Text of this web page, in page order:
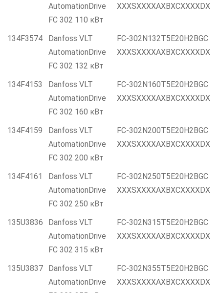
AutomationDrive
FC 302 110 кВт
XXXSXXXXAXBXCXXXXDX
134F3574
Danfoss VLT
AutomationDrive
FC 302 132 кВт
FC-302N132T5E20H2BGC
XXXSXXXXAXBXCXXXXDX
134F4153
Danfoss VLT
AutomationDrive
FC 302 160 кВт
FC-302N160T5E20H2BGC
XXXSXXXXAXBXCXXXXDX
134F4159
Danfoss VLT
AutomationDrive
FC 302 200 кВт
FC-302N200T5E20H2BGC
XXXSXXXXAXBXCXXXXDX
134F4161
Danfoss VLT
AutomationDrive
FC 302 250 кВт
FC-302N250T5E20H2BGC
XXXSXXXXAXBXCXXXXDX
135U3836
Danfoss VLT
AutomationDrive
FC 302 315 кВт
FC-302N315T5E20H2BGC
XXXSXXXXAXBXCXXXXDX
135U3837
Danfoss VLT
AutomationDrive
FC-302N355T5E20H2BGC
XXXSXXXXAXBXCXXXXDX